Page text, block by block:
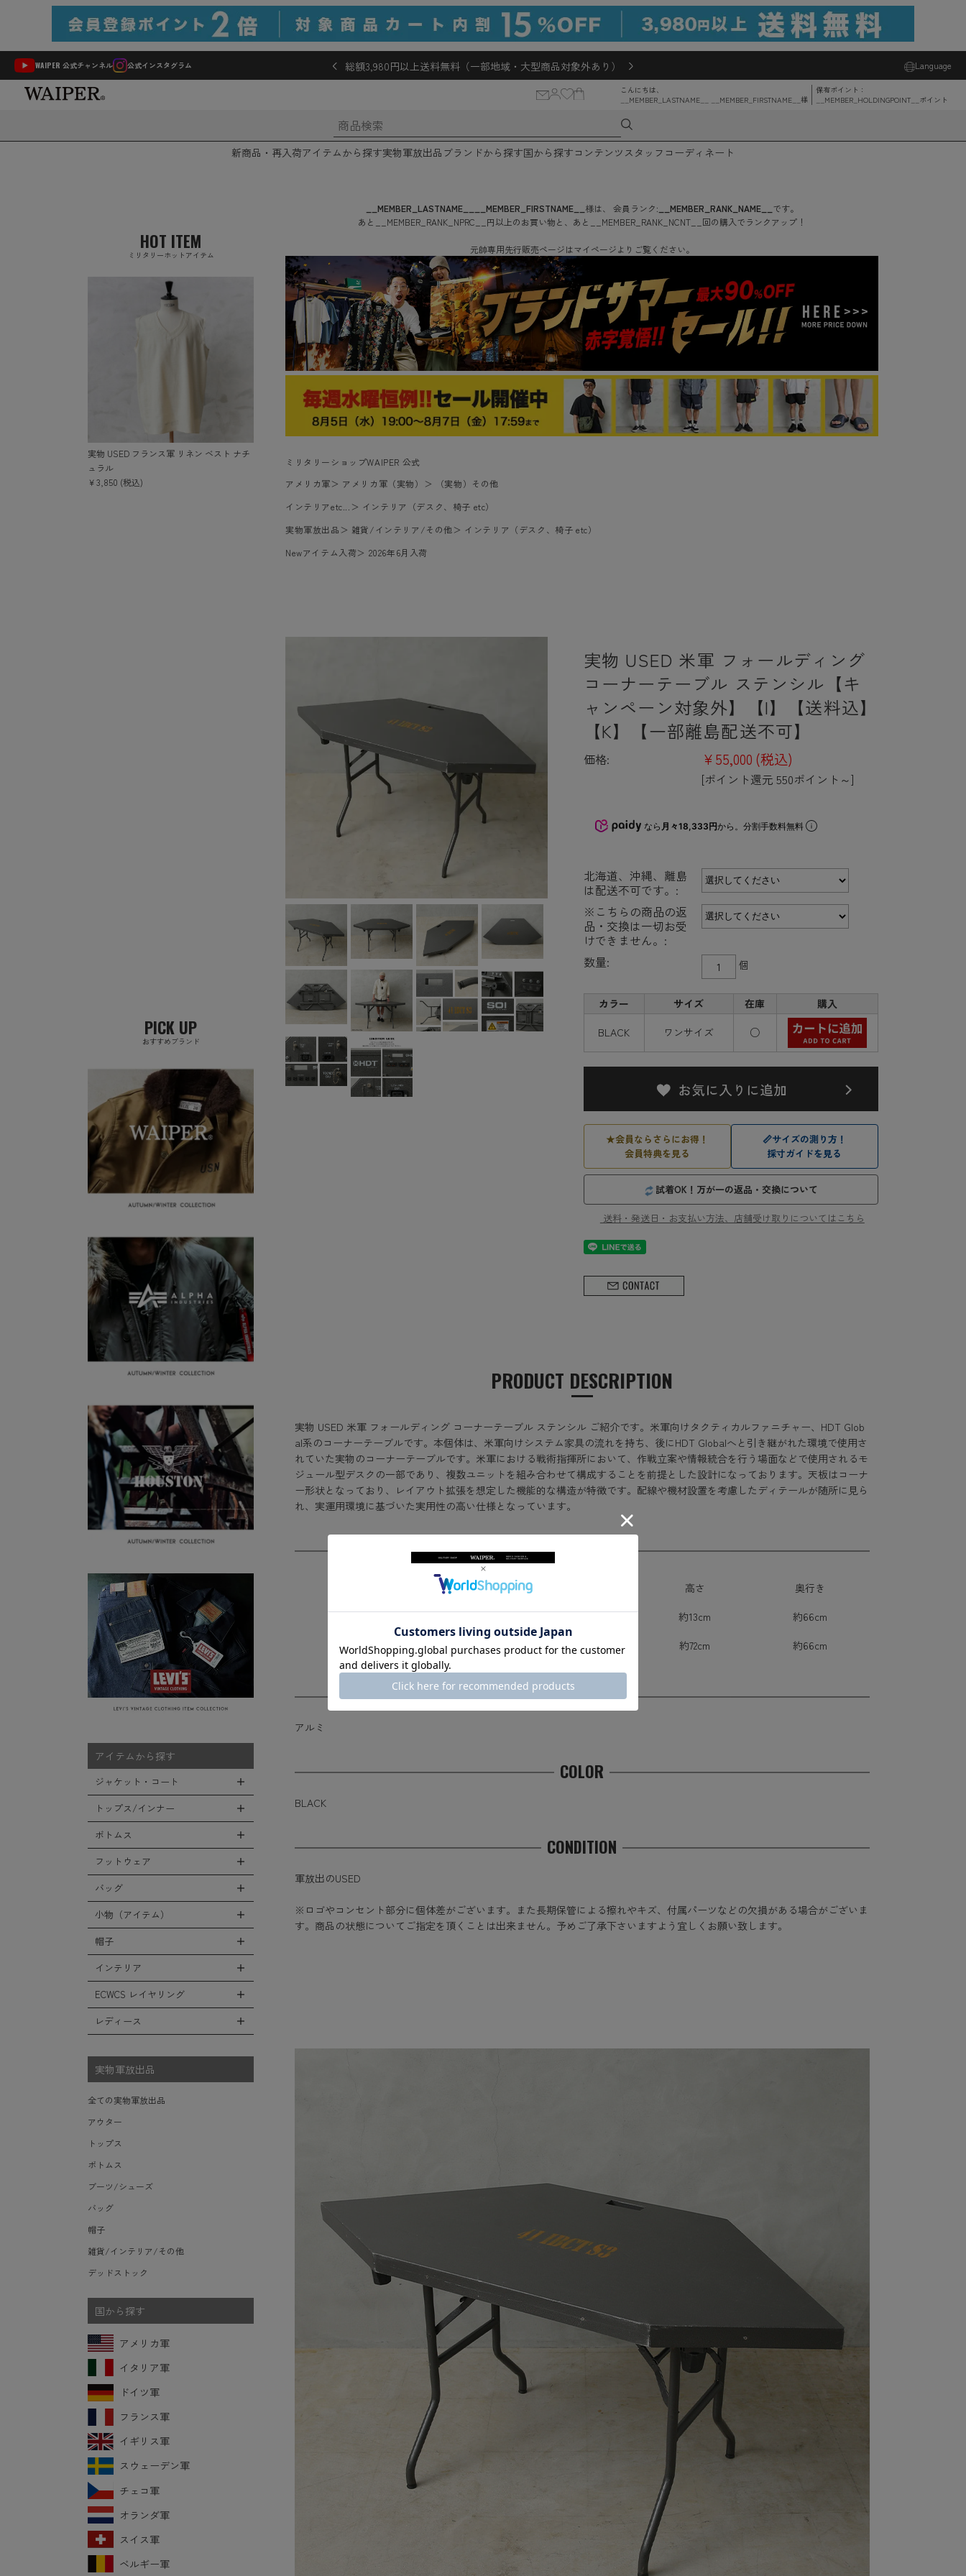
WAIPER 公式チャンネル 公式インスタグラム 総額3,980円以上送料無料（一部地域・大型商品対象外あり） Language
こんにちは、
__MEMBER_LASTNAME__ __MEMBER_FIRSTNAME__ 様
保有ポイント：
__MEMBER_HOLDINGPOINT__
ポイント
新商品・再入荷アイテムから探す実物軍放出品 ブランドから探す国から探す コンテンツ スタッフコーディネート
__MEMBER_LASTNAME__ __MEMBER_FIRSTNAME__ 様は、 会員ランク: __MEMBER_RANK_NAME__ です。
あと
__MEMBER_RANK_NPRC__ 円以上のお買い物と、あと __MEMBER_RANK_NCNT__ 回の購入でランクアップ！
元帥専用先行販売ページはマイページよりご覧ください。
ミリタリーショップWAIPER 公式
アメリカ軍＞ アメリカ軍（実物） ＞
（実物）その他
インテリアetc...
＞ インテリア（デスク、椅子 etc）
実物軍放出品 ＞ 雑貨/インテリア/その他＞ インテリア（デスク、椅子 etc）
Newアイテム入荷＞ 2026年6月入荷
実物 USED 米軍 フォールディング
コーナーテーブル ステンシル【キ
ャンペーン対象外】【I】【送料込】
【K】【一部離島配送不可】
価格: ¥55,000 (税込)
[ポイント還元 550ポイント～]
なら 月々18,333円から。分割手数料無料
北海道、沖縄、離島
は配送不可です。:
※こちらの商品の返
品・交換は一切お受
けできません。:
数量:
個
カラー サイズ 在庫
購入
BLACK
ワンサイズ ○
★会員ならさらにお得！
会員特典を見る
📏サイズの測り方！
採寸ガイドを見る
試着OK！万が一の返品・交換について
送料・発送日・お支払い方法、店舗受け取りについてはこちら
PRODUCT DESCRIPTION
実物 USED 米軍 フォールディング コーナーテーブル ステンシル ご紹介です。米軍向けタクティカルファニチャー、HDT Glob
al系のコーナーテーブルです。本個体は、米軍向けシステム家具の流れを持ち、後にHDT Globalへと引き継がれた環境で使用さ
れていた実物のコーナーテーブルです。米軍における戦術指揮所において、作戦立案や情報統合を行う場面などで使用されるモ
ジュール型デスクの一部であり、複数ユニットを組み合わせて構成することを前提とした設計になっております。天板はコーナ
ー形状となっており、レイアウト拡張を想定した機能的な構造が特徴です。配線や機材設置を考慮したディテールが随所に見ら
れ、実運用環境に基づいた実用性の高い仕様となっています。
幅（最長部分） 高さ
奥行き
収納時
約149cm 約13cm
約66cm
展開時
約149cm 約72cm 約66cm
MATERIAL
アルミ
COLOR
BLACK
CONDITION
軍放出のUSED
※ロゴやコンセント部分に個体差がございます。また長期保管による擦れやキズ、付属パーツなどの欠損がある場合がございま
す。商品の状態についてご指定を頂くことは出来ません。予めご了承下さいますよう宜しくお願い致します。
HOT ITEM
ミリタリーホットアイテム
実物 USED フランス軍 リネン ベスト ナチ
ュラル
￥3,850 (税込)
PICK UP
おすすめブランド
アイテムから探す
ジャケット・コート
全てのジャケット・コート
LEVEL7
フライトジャケット
M-65ジャケット
デッキジャケット
タンカースジャケット
コート
ソフトシェルジャケット
フリースジャケット
レザーアウター
ジャケットライナー
モッズコート
トップス/インナー
全てのトップス/インナー
Tシャツ
シャツ
スウェット/パーカー
セーター/カーディガン
ベスト
タンクトップ
ボトムス
全てのボトムス
カーゴパンツ
デニムパンツ
チノ，ワークパンツ
ファティーグパンツ
ナイロンパンツ
スウェットパンツ
ショートパンツ
アンダー（下着）
フットウェア
全てのフットウェア
ブーツ
シューズ・スニーカー
サンダル
レインシューズ・ブーツ
ソックス/靴下
バッグ
全てのバッグ
リュックサック
ショルダーバッグ
ヘルメットバッグ
メッセンジャーバッグ
トートバッグ
ダッフルバッグ
小物（アイテム）
全ての小物（アイテム）
グローブ（手袋）
防寒物（ネックウォーマーetc）
傘/ポンチョ
ミリタリーウォッチ
サングラス・ゴーグル
ベルト
食器/ボトル/etc
ミリタリー雑貨
ライト/懐中電灯/etc
ロープ/コード/etc
タオル/ハンカチ/etc
その他の小物
帽子
全ての帽子
キャップ
ハット
ニット帽（ビーニー）
ベレー帽
ハンチング
キャスケット
その他
インテリア
全てのインテリア
デスク、椅子、家具
ボックス/ガソリン缶/etc
生地・テントシェル
ECWCS レイヤリング
全てのECWCS
ミッドベースレイヤー Level.2
レディース
実物軍放出品
全ての実物軍放出品
アウター
トップス
ボトムス
ブーツ/シューズ
バッグ
帽子
雑貨/インテリア/その他
デッドストック
国から探す
アメリカ軍
イタリア軍
ドイツ軍
フランス軍
イギリス軍
スウェーデン軍
チェコ軍
オランダ軍
スイス軍
ベルギー軍